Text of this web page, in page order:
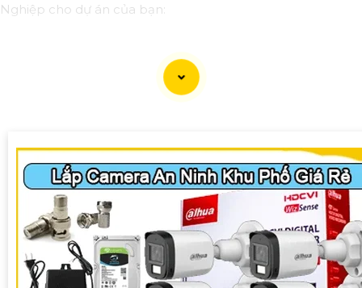
Nghiệp cho dự án của bạn:
Nghiệp, đáp ứng nhu cầu an ninh và giám sát cho dự án
của quý khách một cách hiệu quả, tin cậy và tiết kiệm.
Ưu điểm của dòng sản phẩm:〗1:Giá cả hợp lý: Camera giá
rẻ nhưng vẫntin tưởng
chất lượng và hiệu suất làm việc.
Chất lượng chính hãng: Sản phẩm được chọn lọc từ
các nhà sản xuất uy tín, cam kết chất lượng chính hãng.3: